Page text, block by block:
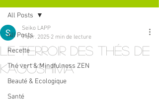
All Posts
Recette
Thé vert & Mindfulness ZEN
Beauté & Ecologique
Santé
All Posts
lE TERROIR des thés de
KAGOSHIMA
Seiko LAPP
7 avr. 2025 2 min de lecture